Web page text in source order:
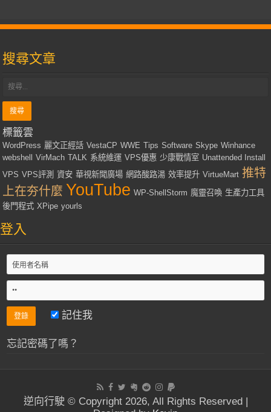
搜尋文章
標籤雲
WordPress 麗文正經話 VestaCP WWE Tips Software Skype Winhance
webshell
VirMach TALK 系統維運 VPS優惠 少康戰情室 Unattended Install
VPS VPS評測 資安 華視新聞廣場 網路酸路湯 效率提升 VirtueMart 推特
上在夯什麼 YouTube WP-ShellStorm 魔靈召喚 生產力工具
後門程式 XPipe yourls
登入
記住我
忘記密碼了嗎？
逆向行駛 © Copyright 2026, All Rights Reserved |